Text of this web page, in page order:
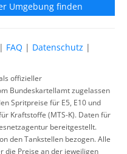
Umgebung finden
| FAQ | Datenschutz |
offizieller
Bundeskartellamt zugelassen
Spritpreise für E5, E10 und
Kraftstoffe (MTS-K). Daten für
bereitgestellt.
den Tankstellen bezogen. Alle
die Preise an der jeweiligen